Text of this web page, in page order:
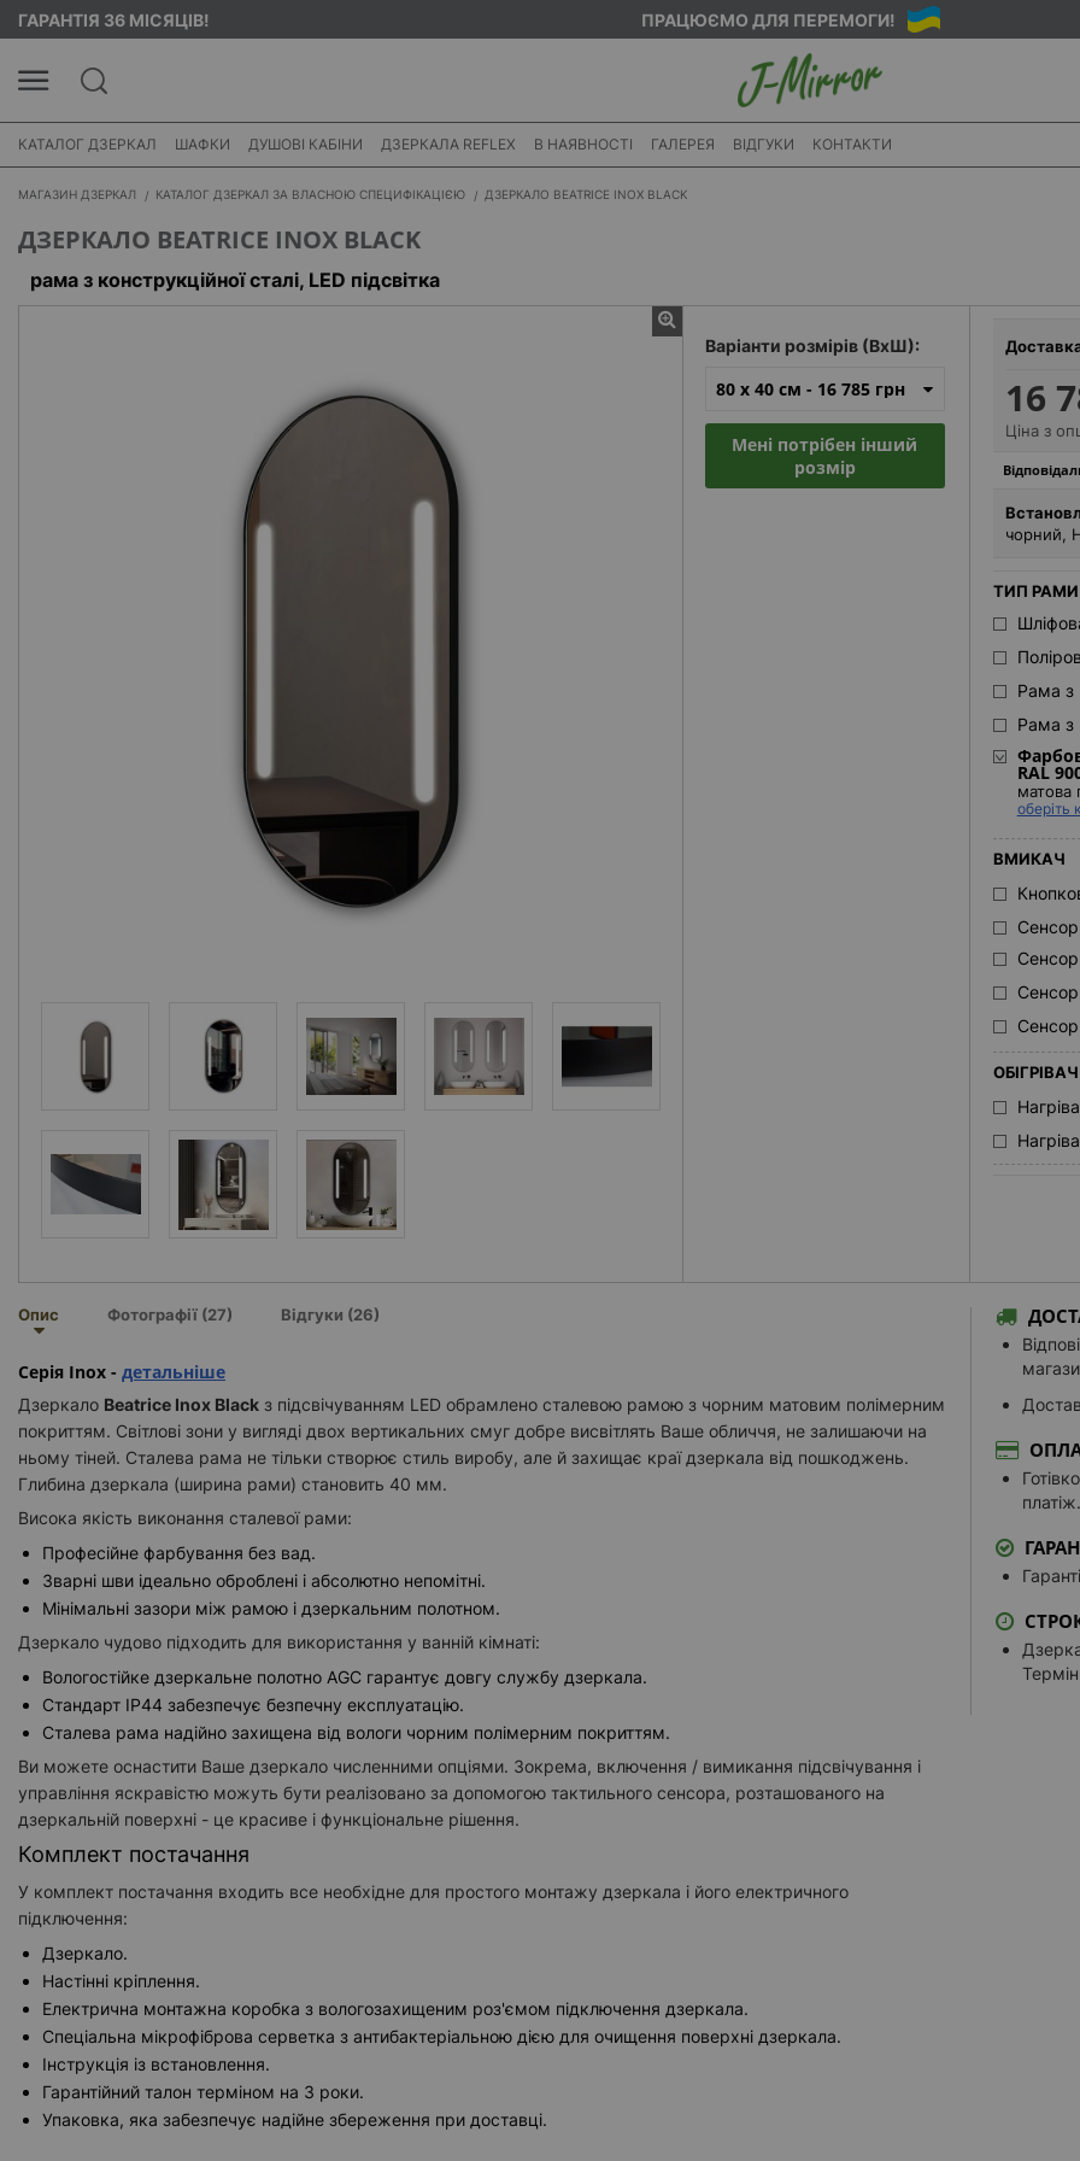
ГАРАНТІЯ 36 МІСЯЦІВ! ПРАЦЮЄМО ДЛЯ ПЕРЕМОГИ!
КАТАЛОГ ДЗЕРКАЛ ШАФКИ ДУШОВІ КАБІНИ ДЗЕРКАЛА REFLEX В НАЯВНОСТІ ГАЛЕРЕЯ ВІДГУКИ КОНТАКТИ
МАГАЗИН ДЗЕРКАЛ КАТАЛОГ ДЗЕРКАЛ ЗА ВЛАСНОЮ СПЕЦИФІКАЦІЄЮ ДЗЕРКАЛО BEATRICE INOX BLACK
ДЗЕРКАЛО BEATRICE INOX BLACK
рама з конструкційної сталі, LED підсвітка
Варіанти розмірів (ВхШ):
80 x 40 см - 16 785 грн
Мені потрібен інший
розмір
16
Ціна з
чорний,
ТИП РАМИ
Рама з
Рама з
RAL
матова
оберіть
ВМИКАЧ
Біла
Біла
Версія
Опис Фотографії (27) Відгуки (26)
Серія Inox - детальніше
Дзеркало Beatrice Inox Black з підсвічуванням LED обрамлено сталевою рамою з чорним матовим полімерним
покриттям. Світлові зони у вигляді двох вертикальних смуг добре висвітлять Ваше обличчя, не залишаючи на
ньому тіней. Сталева рама не тільки створює стиль виробу, але й захищає краї дзеркала від пошкоджень.
Глибина дзеркала (ширина рами) становить 40 мм.
Висока якість виконання сталевої рами:
Професійне фарбування без вад.
Зварні шви ідеально оброблені і абсолютно непомітні.
Мінімальні зазори між рамою і дзеркальним полотном.
Дзеркало чудово підходить для використання у ванній кімнаті:
Вологостійке дзеркальне полотно AGC гарантує довгу службу дзеркала.
Стандарт IP44 забезпечує безпечну експлуатацію.
Сталева рама надійно захищена від вологи чорним полімерним покриттям.
Ви можете оснастити Ваше дзеркало численними опціями. Зокрема, включення / вимикання підсвічування і
управління яскравістю можуть бути реалізовано за допомогою тактильного сенсора, розташованого на
дзеркальній поверхні - це красиве і функціональне рішення.
Комплект постачання
У комплект постачання входить все необхідне для простого монтажу дзеркала і його електричного
підключення:
Дзеркало.
Настінні кріплення.
Електрична монтажна коробка з вологозахищеним роз'ємом підключення дзеркала.
Спеціальна мікрофіброва серветка з антибактеріальною дією для очищення поверхні дзеркала.
Інструкція із встановлення.
Гарантійний талон терміном на 3 роки.
Упаковка, яка забезпечує надійне збереження при доставці.
платіж.